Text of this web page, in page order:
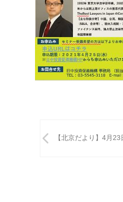
稿
【北京だより】4月23